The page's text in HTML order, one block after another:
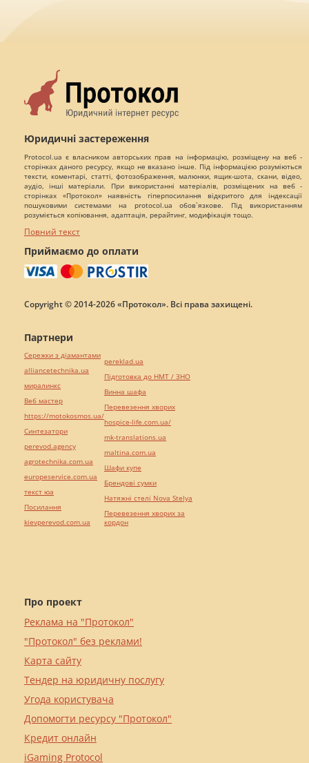
Юридичні застереження
Protocol.ua є власником авторських прав на інформацію, розміщену на веб -
сторінках даного ресурсу, якщо не вказано інше. Під інформацією розуміються
тексти, коментарі, статті, фотозображення, малюнки, ящик-шота, скани, відео,
аудіо, інші матеріали. При використанні матеріалів, розміщених на веб -
сторінках «Протокол» наявність гіперпосилання відкритого для індексації
пошуковими системами на protocol.ua обов`язкове. Під використанням
розуміється копіювання, адаптація, рерайтинг, модифікація тощо.
Повний текст
Приймаємо до оплати
Copyright © 2014-2026 «Протокол». Всі права захищені.
Про проект
Реклама на "Протокол"
"Протокол" без реклами!
Карта сайту
Тендер на юридичну послугу
Угода користувача
Допомогти ресурсу "Протокол"
Кредит онлайн
iGaming Protocol
Партнери
Сережки з діамантами
alliancetechnika.ua
миралинкс
Веб мастер
https://motokosmos.ua/
Синтезатори
perevod.agency
agrotechnika.com.ua
europeservice.com.ua
текст юа
Посилання
kievperevod.com.ua
pereklad.ua
Підготовка до НМТ / ЗНО
Винна шафа
Перевезення хворих
hospice-life.com.ua/
mk-translations.ua
maltina.com.ua
Шафи купе
Брендові сумки
Натяжні стелі Nova Stelya
Перевезення хворих за
кордон